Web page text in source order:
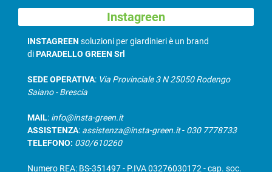
Instagreen
INSTAGREEN soluzioni per giardinieri è un brand
diPARADELLO GREEN Srl
SEDE OPERATIVA: Via Provinciale 3 N 25050 Rodengo
Saiano - Brescia
MAIL: info@insta-green.it
ASSISTENZA: assistenza@insta-green.it- 030 7778733
TELEFONO: 030/610260
Numero REA: BS-351497 - P.IVA 03276030172 - cap. soc.